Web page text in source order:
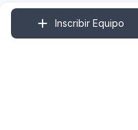
Inscribir Equipo